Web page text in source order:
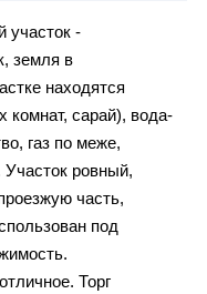
участок -
земля в
находятся
комнат, сарай), вода-
газ по меже,
Участок ровный,
часть,
под
Торг